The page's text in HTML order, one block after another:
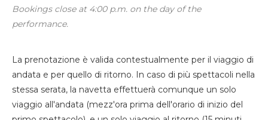
Bookings close at 4:00 p.m. on the day of the
performance.
La prenotazione è valida contestualmente per il viaggio di
andata e per quello di ritorno. In caso di più spettacoli nella
stessa serata, la navetta effettuerà comunque un solo
viaggio all'andata (mezz'ora prima dell'orario di inizio del